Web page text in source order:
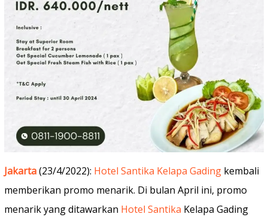
Jakarta(23/4/2022): Hotel Santika Kelapa Gading kembali
memberikan promo menarik. Di bulan April ini, promo
menarik yang ditawarkan Hotel Santika Kelapa Gading